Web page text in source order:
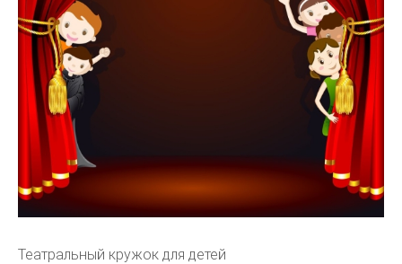
Театральный кружок для детей